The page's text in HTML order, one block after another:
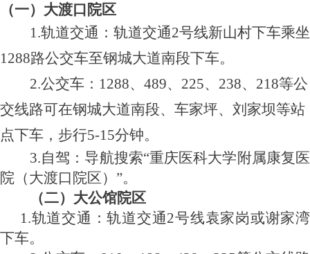
（一）大渡口院区
1.轨道交通：轨道交通2号线新山村下车乘坐
1288路公交车至钢城大道南段下车。
2.公交车：1288、489、225、238、218等公
交线路可在钢城大道南段、车家坪、刘家坝等站
点下车，步行5-15分钟。
3.自驾：导航搜索“重庆医科大学附属康复医
院（大渡口院区）”。
（二）大公馆院区
1.轨道交通：轨道交通2号线袁家岗或谢家湾
下车。